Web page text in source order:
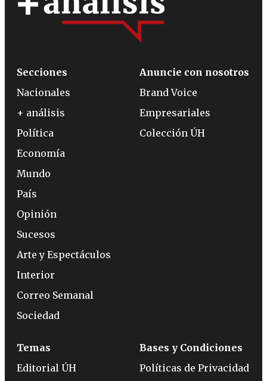
Secciones
Nacionales
+ análisis
Política
Economía
Mundo
País
Opinión
Sucesos
Arte y Espectáculos
Interior
Correo Semanal
Sociedad
Anuncie con nosotros
Brand Voice
Empresariales
Colección ÚH
Temas
Editorial ÚH
Bases y Condiciones
Políticas de Privacidad